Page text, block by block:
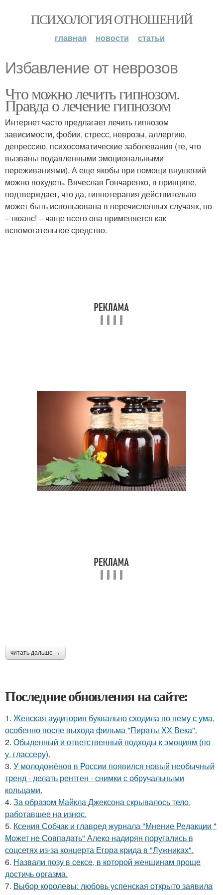
ПСИХОЛОГИЯ ОТНОШЕНИЙ
главная новости статьи
Избавление от неврозов
Что можно лечить гипнозом.
Правда о лечение гипнозом
Интернет часто предлагает лечить гипнозом
зависимости, фобии, стресс, неврозы, аллергию,
депрессию, психосоматические заболевания (те, что
вызваны подавленными эмоциональными
переживаниями). А еще якобы при помощи внушений
можно похудеть. Вячеслав Гончаренко, в принципе,
подтверждает, что да, гипнотерапия действительно
может быть использована в перечисленных случаях, но
– нюанс! – чаще всего она применяется как
вспомогательное средство.
читать дальше →
Последние обновления на сайте:
1. Женская аудитория буквально сходила по нему с ума,
особенно после выхода фильма "Пираты ХХ Века".
2. Обыденный и ответственный подходы к эмоциям (по
у. глассеру).
3. У молодожёнов в России появился новый необычный
тренд - делать рентген - снимки с обручальными
кольцами.
4. За образом Майкла Джексона скрывалось тело,
работавшее на износ.
5. Ксения Собчак и главред журнала "Мнение Редакции *
Может не Совпадать" Алеко надирян поругались в
соцсетях из-за концерта Егора крида в "Лужниках".
6. Назвали позу в сексе, в которой женщинам проще
достичь оргазма.
7. Выбор королевы: любовь успенская открыто заявила